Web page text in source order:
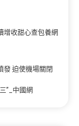
增收甜心查包養網
發 迫使機場關閉
”_中國網